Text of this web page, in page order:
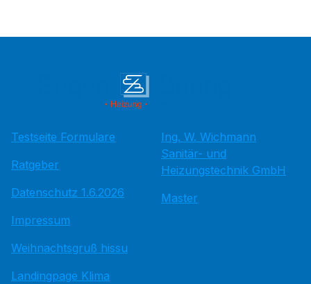
Testseite Formulare
Ratgeber
Datenschutz 1.6.2026
Impressum
Weihnachtsgruß hissu
Landingpage Klima
Ing. W. Wichmann
Sanitär- und
Heizungstechnik GmbH
Master